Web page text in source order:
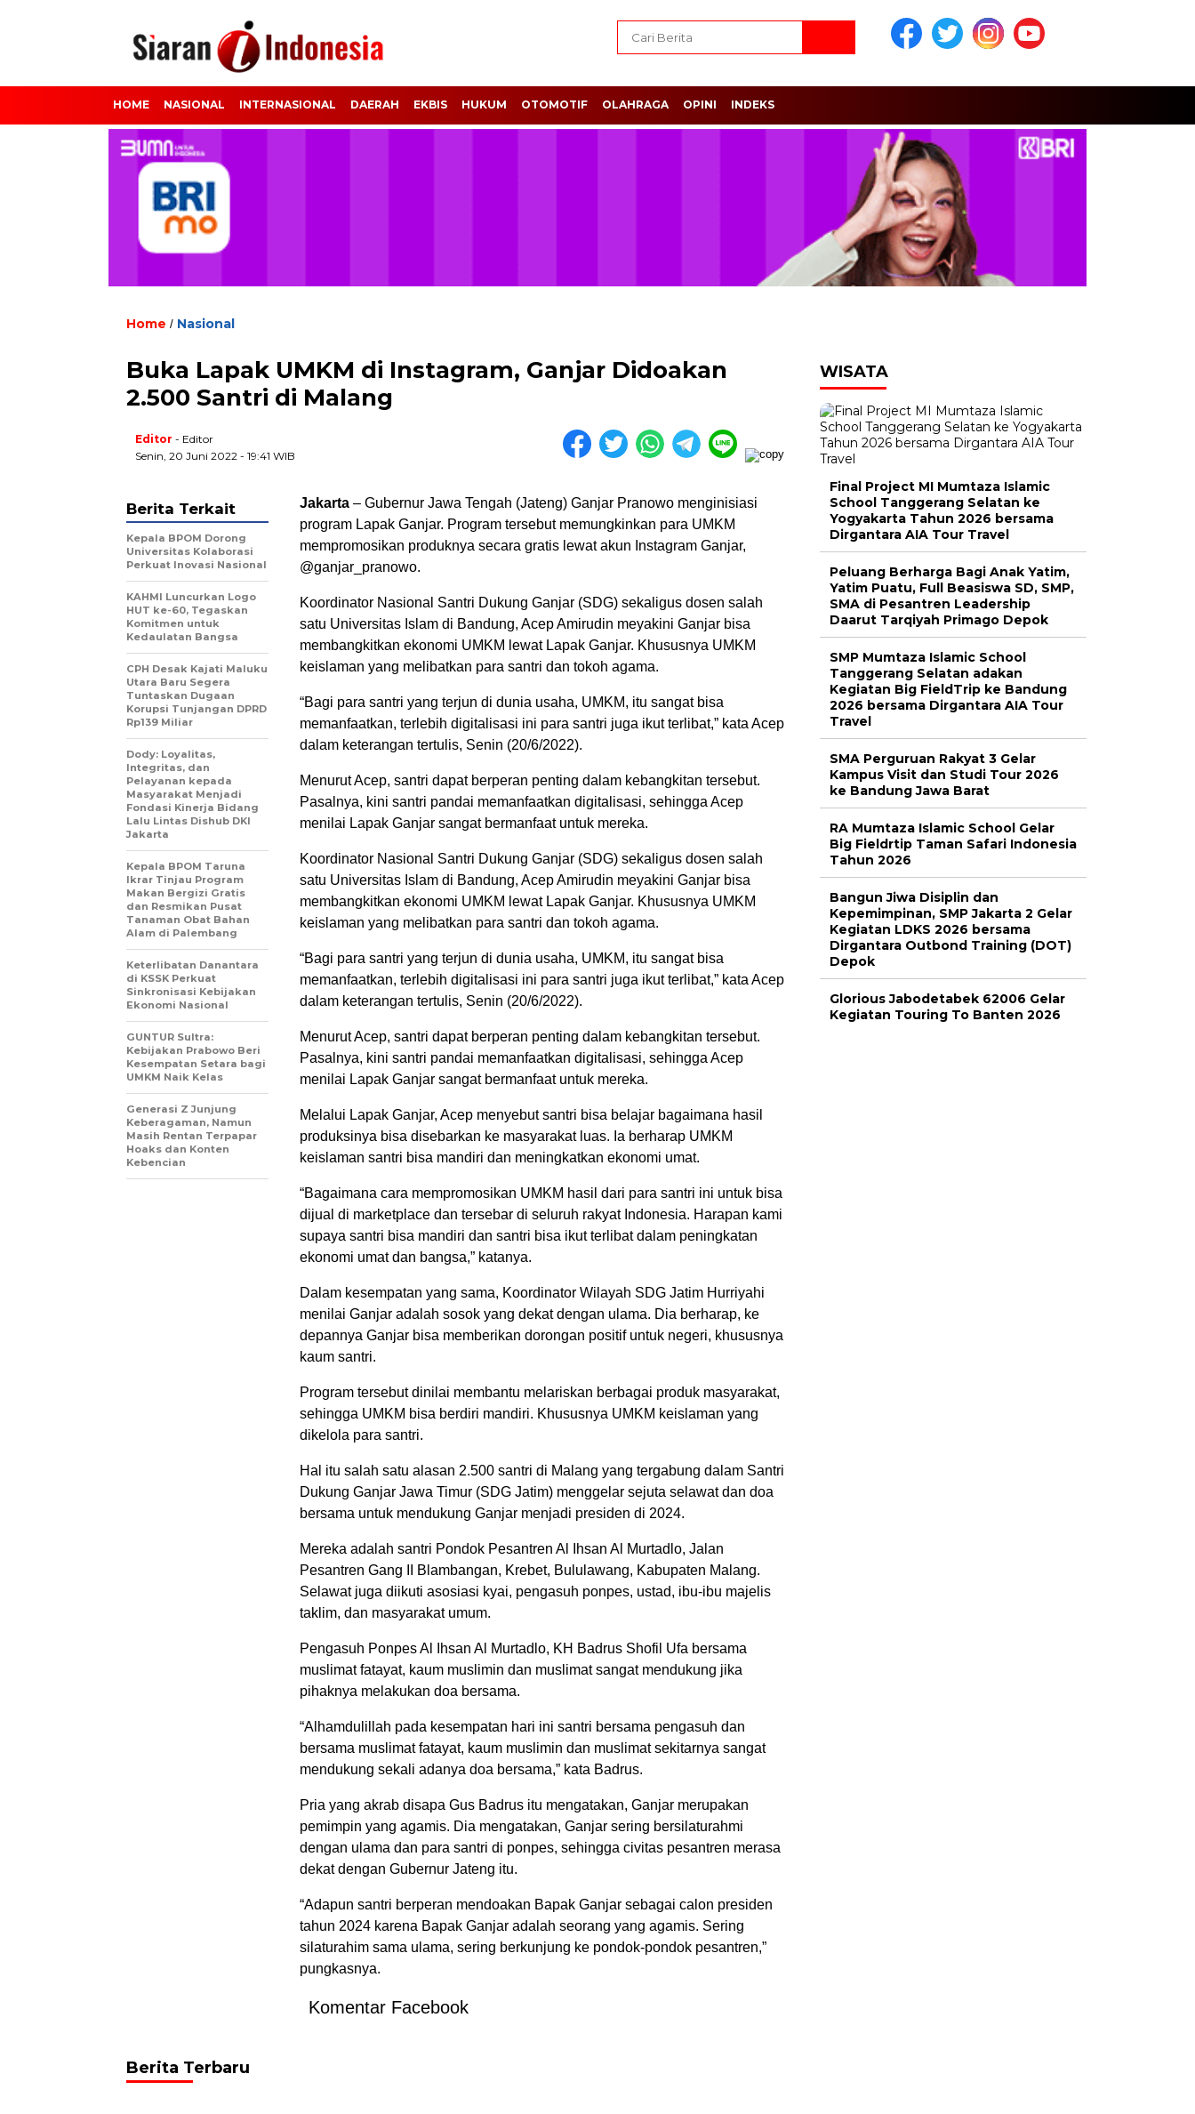
HOME NASIONAL INTERNASIONAL DAERAH EKBIS HUKUM OTOMOTIF OLAHRAGA OPINI INDEKS
Home / Nasional
Buka Lapak UMKM di Instagram, Ganjar Didoakan
2.500 Santri di Malang
Editor - Editor
Senin, 20 Juni 2022 - 19:41 WIB
Jakarta – Gubernur Jawa Tengah (Jateng) Ganjar Pranowo menginisiasi
program Lapak Ganjar. Program tersebut memungkinkan para UMKM
mempromosikan produknya secara gratis lewat akun Instagram Ganjar,
@ganjar_pranowo.
Koordinator Nasional Santri Dukung Ganjar (SDG) sekaligus dosen salah
satu Universitas Islam di Bandung, Acep Amirudin meyakini Ganjar bisa
membangkitkan ekonomi UMKM lewat Lapak Ganjar. Khususnya UMKM
keislaman yang melibatkan para santri dan tokoh agama.
“Bagi para santri yang terjun di dunia usaha, UMKM, itu sangat bisa
memanfaatkan, terlebih digitalisasi ini para santri juga ikut terlibat,” kata Acep
dalam keterangan tertulis, Senin (20/6/2022).
Menurut Acep, santri dapat berperan penting dalam kebangkitan tersebut.
Pasalnya, kini santri pandai memanfaatkan digitalisasi, sehingga Acep
menilai Lapak Ganjar sangat bermanfaat untuk mereka.
Koordinator Nasional Santri Dukung Ganjar (SDG) sekaligus dosen salah
satu Universitas Islam di Bandung, Acep Amirudin meyakini Ganjar bisa
membangkitkan ekonomi UMKM lewat Lapak Ganjar. Khususnya UMKM
keislaman yang melibatkan para santri dan tokoh agama.
“Bagi para santri yang terjun di dunia usaha, UMKM, itu sangat bisa
memanfaatkan, terlebih digitalisasi ini para santri juga ikut terlibat,” kata Acep
dalam keterangan tertulis, Senin (20/6/2022).
Menurut Acep, santri dapat berperan penting dalam kebangkitan tersebut.
Pasalnya, kini santri pandai memanfaatkan digitalisasi, sehingga Acep
menilai Lapak Ganjar sangat bermanfaat untuk mereka.
Melalui Lapak Ganjar, Acep menyebut santri bisa belajar bagaimana hasil
produksinya bisa disebarkan ke masyarakat luas. Ia berharap UMKM
keislaman santri bisa mandiri dan meningkatkan ekonomi umat.
“Bagaimana cara mempromosikan UMKM hasil dari para santri ini untuk bisa
dijual di marketplace dan tersebar di seluruh rakyat Indonesia. Harapan kami
supaya santri bisa mandiri dan santri bisa ikut terlibat dalam peningkatan
ekonomi umat dan bangsa,” katanya.
Dalam kesempatan yang sama, Koordinator Wilayah SDG Jatim Hurriyahi
menilai Ganjar adalah sosok yang dekat dengan ulama. Dia berharap, ke
depannya Ganjar bisa memberikan dorongan positif untuk negeri, khususnya
kaum santri.
Program tersebut dinilai membantu melariskan berbagai produk masyarakat,
sehingga UMKM bisa berdiri mandiri. Khususnya UMKM keislaman yang
dikelola para santri.
Hal itu salah satu alasan 2.500 santri di Malang yang tergabung dalam Santri
Dukung Ganjar Jawa Timur (SDG Jatim) menggelar sejuta selawat dan doa
bersama untuk mendukung Ganjar menjadi presiden di 2024.
Mereka adalah santri Pondok Pesantren Al Ihsan Al Murtadlo, Jalan
Pesantren Gang II Blambangan, Krebet, Bululawang, Kabupaten Malang.
Selawat juga diikuti asosiasi kyai, pengasuh ponpes, ustad, ibu-ibu majelis
taklim, dan masyarakat umum.
Pengasuh Ponpes Al Ihsan Al Murtadlo, KH Badrus Shofil Ufa bersama
muslimat fatayat, kaum muslimin dan muslimat sangat mendukung jika
pihaknya melakukan doa bersama.
“Alhamdulillah pada kesempatan hari ini santri bersama pengasuh dan
bersama muslimat fatayat, kaum muslimin dan muslimat sekitarnya sangat
mendukung sekali adanya doa bersama,” kata Badrus.
Pria yang akrab disapa Gus Badrus itu mengatakan, Ganjar merupakan
pemimpin yang agamis. Dia mengatakan, Ganjar sering bersilaturahmi
dengan ulama dan para santri di ponpes, sehingga civitas pesantren merasa
dekat dengan Gubernur Jateng itu.
“Adapun santri berperan mendoakan Bapak Ganjar sebagai calon presiden
tahun 2024 karena Bapak Ganjar adalah seorang yang agamis. Sering
silaturahim sama ulama, sering berkunjung ke pondok-pondok pesantren,”
pungkasnya.
Komentar Facebook
Berita Terkait
Kepala BPOM Dorong
Universitas Kolaborasi
Perkuat Inovasi Nasional
KAHMI Luncurkan Logo
HUT ke-60, Tegaskan
Komitmen untuk
Kedaulatan Bangsa
CPH Desak Kajati Maluku
Utara Baru Segera
Tuntaskan Dugaan
Korupsi Tunjangan DPRD
Rp139 Miliar
Dody: Loyalitas,
Integritas, dan
Pelayanan kepada
Masyarakat Menjadi
Fondasi Kinerja Bidang
Lalu Lintas Dishub DKI
Jakarta
Kepala BPOM Taruna
Ikrar Tinjau Program
Makan Bergizi Gratis
dan Resmikan Pusat
Tanaman Obat Bahan
Alam di Palembang
Keterlibatan Danantara
di KSSK Perkuat
Sinkronisasi Kebijakan
Ekonomi Nasional
GUNTUR Sultra:
Kebijakan Prabowo Beri
Kesempatan Setara bagi
UMKM Naik Kelas
Generasi Z Junjung
Keberagaman, Namun
Masih Rentan Terpapar
Hoaks dan Konten
Kebencian
Berita Terbaru
WISATA
Final Project MI Mumtaza Islamic
School Tanggerang Selatan ke
Yogyakarta Tahun 2026 bersama
Dirgantara AIA Tour Travel
Peluang Berharga Bagi Anak Yatim,
Yatim Puatu, Full Beasiswa SD, SMP,
SMA di Pesantren Leadership
Daarut Tarqiyah Primago Depok
SMP Mumtaza Islamic School
Tanggerang Selatan adakan
Kegiatan Big FieldTrip ke Bandung
2026 bersama Dirgantara AIA Tour
Travel
SMA Perguruan Rakyat 3 Gelar
Kampus Visit dan Studi Tour 2026
ke Bandung Jawa Barat
RA Mumtaza Islamic School Gelar
Big Fieldrtip Taman Safari Indonesia
Tahun 2026
Bangun Jiwa Disiplin dan
Kepemimpinan, SMP Jakarta 2 Gelar
Kegiatan LDKS 2026 bersama
Dirgantara Outbond Training (DOT)
Depok
Glorious Jabodetabek 62006 Gelar
Kegiatan Touring To Banten 2026